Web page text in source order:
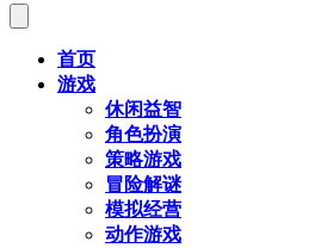
首页
游戏
休闲益智
角色扮演
策略游戏
冒险解谜
模拟经营
动作游戏